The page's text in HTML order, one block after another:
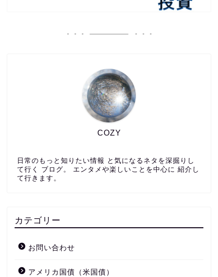
COZY
日常のもっと知りたい情報 と気になるネタを深掘りし
て行く ブログ。 エンタメや楽しいことを中心に 紹介し
て行きます。
カテゴリー
お問い合わせ
アメリカ国債（米国債）